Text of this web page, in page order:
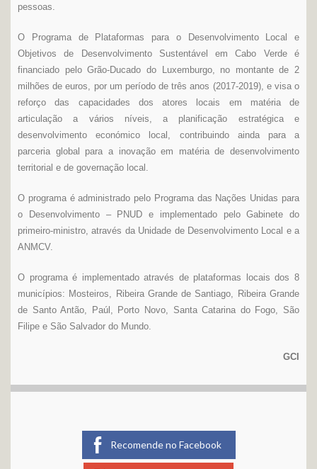
pessoas.
O Programa de Plataformas para o Desenvolvimento Local e
Objetivos de Desenvolvimento Sustentável em Cabo Verde é
financiado pelo Grão-Ducado do Luxemburgo, no montante de 2
milhões de euros, por um período de três anos (2017-2019), e visa o
reforço das capacidades dos atores locais em matéria de
articulação a vários níveis, a planificação estratégica e
desenvolvimento económico local, contribuindo ainda para a
parceria global para a inovação em matéria de desenvolvimento
territorial e de governação local.
O programa é administrado pelo Programa das Nações Unidas para
o Desenvolvimento – PNUD e implementado pelo Gabinete do
primeiro-ministro, através da Unidade de Desenvolvimento Local e a
ANMCV.
O programa é implementado através de plataformas locais dos 8
municípios: Mosteiros, Ribeira Grande de Santiago, Ribeira Grande
de Santo Antão, Paúl, Porto Novo, Santa Catarina do Fogo, São
Filipe e São Salvador do Mundo.
GCI
Recomende no Facebook